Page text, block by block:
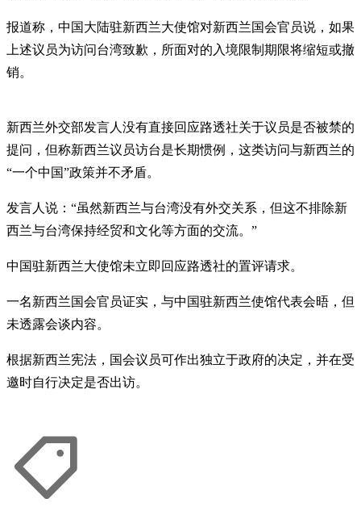
报道称，中国大陆驻新西兰大使馆对新西兰国会官员说，如果
上述议员为访问台湾致歉，所面对的入境限制期限将缩短或撤
销。
新西兰外交部发言人没有直接回应路透社关于议员是否被禁的
提问，但称新西兰议员访台是长期惯例，这类访问与新西兰的
“一个中国”政策并不矛盾。
发言人说：“虽然新西兰与台湾没有外交关系，但这不排除新
西兰与台湾保持经贸和文化等方面的交流。”
中国驻新西兰大使馆未立即回应路透社的置评请求。
一名新西兰国会官员证实，与中国驻新西兰使馆代表会晤，但
未透露会谈内容。
根据新西兰宪法，国会议员可作出独立于政府的决定，并在受
邀时自行决定是否出访。